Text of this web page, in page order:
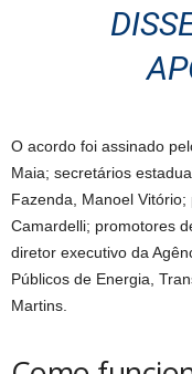
O acordo foi assinado
Maia; secretários
Fazenda, Manoel
Camardelli; promotores
diretor executivo da
Públicos de Energia,
Martins.